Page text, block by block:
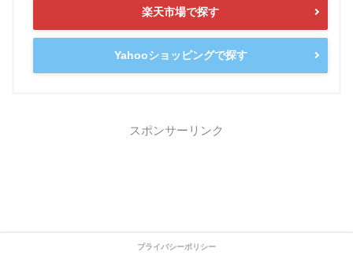
楽天市場で探す
Yahooショッピングで探す
スポンサーリンク
プライバシーポリシー